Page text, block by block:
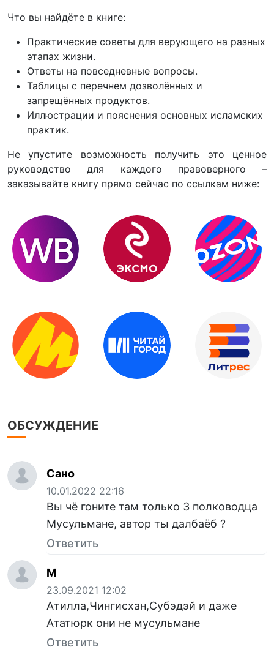
Что вы найдёте в книге:
Практические советы для верующего на разных
этапах жизни.
Ответы на повседневные вопросы.
Таблицы с перечнем дозволённых и
запрещённых продуктов.
Иллюстрации и пояснения основных исламских
практик.
Не упустите возможность получить это ценное
руководство для каждого правоверного –
заказывайте книгу прямо сейчас по ссылкам ниже:
ОБСУЖДЕНИЕ
Сано
10.01.2022 22:16
Вы чё гоните там только 3 полководца
Мусульмане, автор ты далбаёб ?
Ответить
М
23.09.2021 12:02
Атилла,Чингисхан,Субэдэй и даже
Ататюрк они не мусульмане
Ответить